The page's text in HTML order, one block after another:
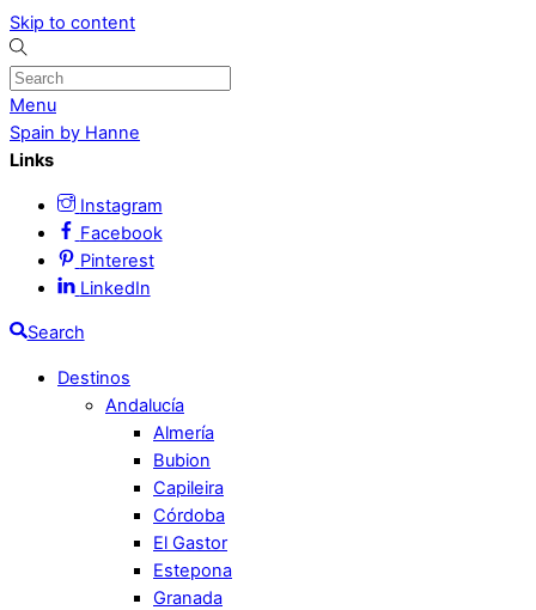
Skip to content
Menu
Spain by Hanne
Links
Instagram
Facebook
Pinterest
LinkedIn
Search
Destinos
Andalucía
Almería
Bubion
Capileira
Córdoba
El Gastor
Estepona
Granada